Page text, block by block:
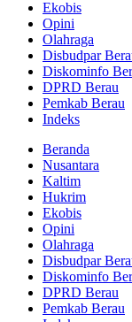
Ekobis
Opini
Olahraga
Disbudpar
Diskominfo
DPRD Berau
Pemkab Berau
Indeks
Beranda
Nusantara
Kaltim
Hukrim
Ekobis
Opini
Olahraga
Disbudpar
Diskominfo
DPRD Berau
Pemkab Berau